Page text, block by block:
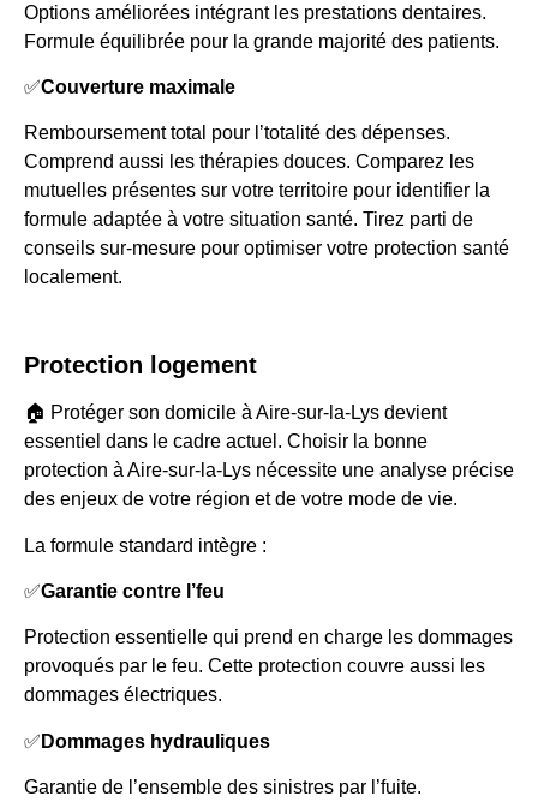
Options améliorées intégrant les prestations dentaires.
Formule équilibrée pour la grande majorité des patients.
✅Couverture maximale
Remboursement total pour l’totalité des dépenses.
Comprend aussi les thérapies douces. Comparez les
mutuelles présentes sur votre territoire pour identifier la
formule adaptée à votre situation santé. Tirez parti de
conseils sur-mesure pour optimiser votre protection santé
localement.
Protection logement
🏠 Protéger son domicile à Aire-sur-la-Lys devient
essentiel dans le cadre actuel. Choisir la bonne
protection à Aire-sur-la-Lys nécessite une analyse précise
des enjeux de votre région et de votre mode de vie.
La formule standard intègre :
✅Garantie contre l’feu
Protection essentielle qui prend en charge les dommages
provoqués par le feu. Cette protection couvre aussi les
dommages électriques.
✅ Dommages hydrauliques
Garantie de l’ensemble des sinistres par l’fuite.